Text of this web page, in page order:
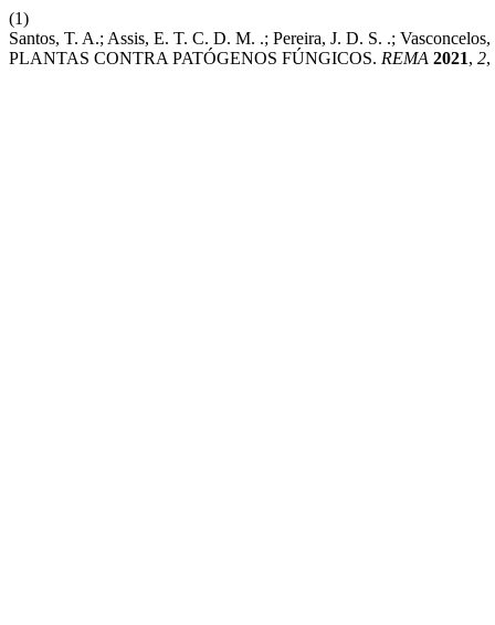
(1)
Santos, T. A.; Assis, E. T. C. D. M. .; Pereira, J. D. S. .;
PLANTAS CONTRA PATÓGENOS FÚNGICOS. REMA 2021, 2,